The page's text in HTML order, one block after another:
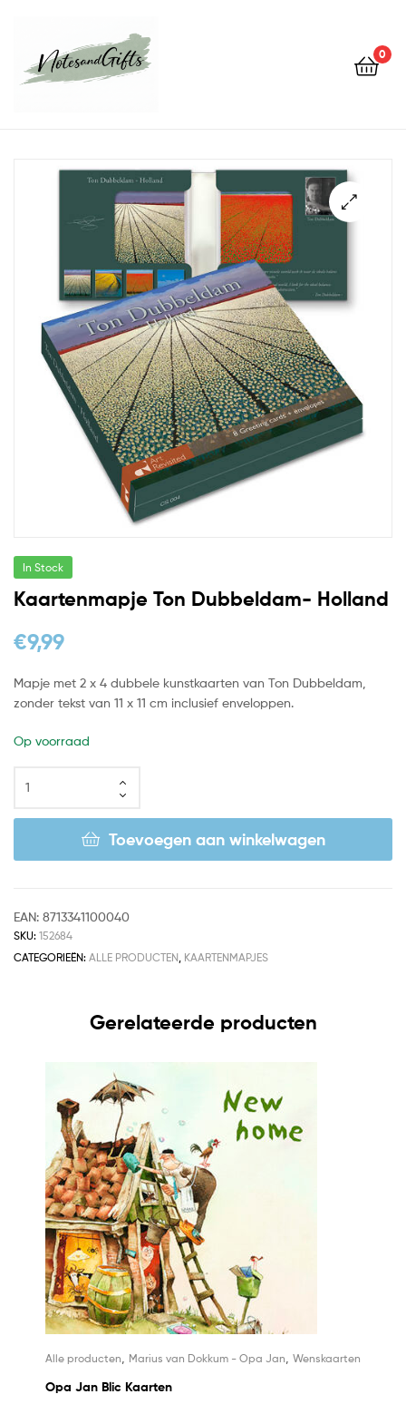
0
In Stock
Kaartenmapje Ton Dubbeldam- Holland
€9,99
Mapje met 2 x 4 dubbele kunstkaarten van Ton Dubbeldam,
zonder tekst van 11 x 11 cm inclusief enveloppen.
Op voorraad
Toevoegen aan winkelwagen
EAN: 8713341100040
SKU: 152684
CATEGORIEËN: ALLE PRODUCTEN KAARTENMAPJES
Gerelateerde producten
Alle producten Marius van Dokkum - Opa Jan Wenskaarten
Opa Jan Blic Kaarten